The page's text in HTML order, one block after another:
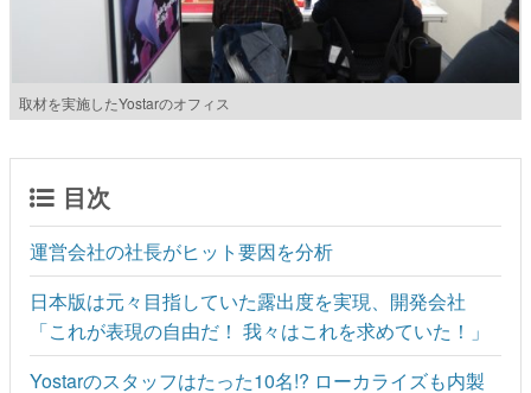
取材を実施したYostarのオフィス
目次
運営会社の社長がヒット要因を分析
日本版は元々目指していた露出度を実現、開発会社
「これが表現の自由だ！ 我々はこれを求めていた！」
Yostarのスタッフはたった10名!? ローカライズも内製